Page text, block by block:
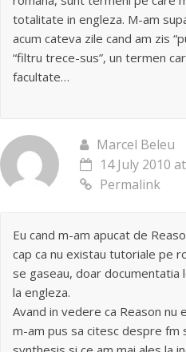
totalitate in engleza. M-am
acum cateva zile cand am zis
“filtru trece-sus”, un termen
facultate…
Marcel Beleu
14 July 2010
Permalink
Eu cand m-am apucat de
cap ca nu existau tutoriale pe
se gaseau, doar documentatia
la engleza.
Avand in vedere ca Reason nu
m-am pus sa citesc despre fm